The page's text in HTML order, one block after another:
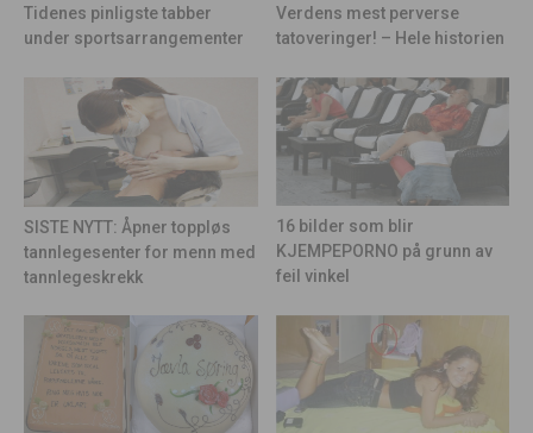
Tidenes pinligste tabber
under sportsarrangementer
Verdens mest perverse
tatoveringer! – Hele historien
SISTE NYTT: Åpner toppløs
tannlegesenter for menn med
tannlegeskrekk
16 bilder som blir
KJEMPEPORNO på grunn av
feil vinkel